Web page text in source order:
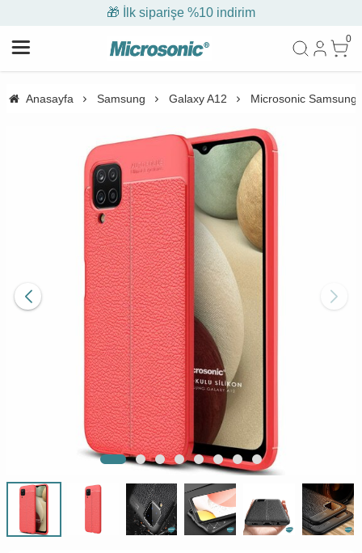
🎁 İlk siparişe %10 indirim
0
Anasayfa Samsung Galaxy A12 Microsonic Samsung